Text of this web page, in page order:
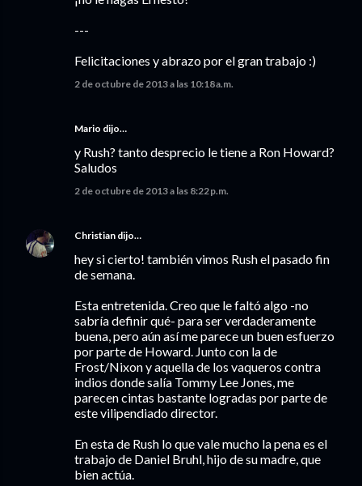
---
Felicitaciones y abrazo por el gran trabajo :)
2 de octubre de 2013 a las 10:18 a.m.
Mario dijo…
y Rush? tanto desprecio le tiene a Ron Howard?
Saludos
2 de octubre de 2013 a las 8:22 p.m.
Christian dijo…
hey si cierto! también vimos Rush el pasado fin
de semana.
Esta entretenida. Creo que le faltó algo -no
sabría definir qué- para ser verdaderamente
buena, pero aún así me parece un buen esfuerzo
por parte de Howard. Junto con la de
Frost/Nixon y aquella de los vaqueros contra
indios donde salía Tommy Lee Jones, me
parecen cintas bastante logradas por parte de
este vilipendiado director.
En esta de Rush lo que vale mucho la pena es el
trabajo de Daniel Bruhl, hijo de su madre, que
bien actúa.